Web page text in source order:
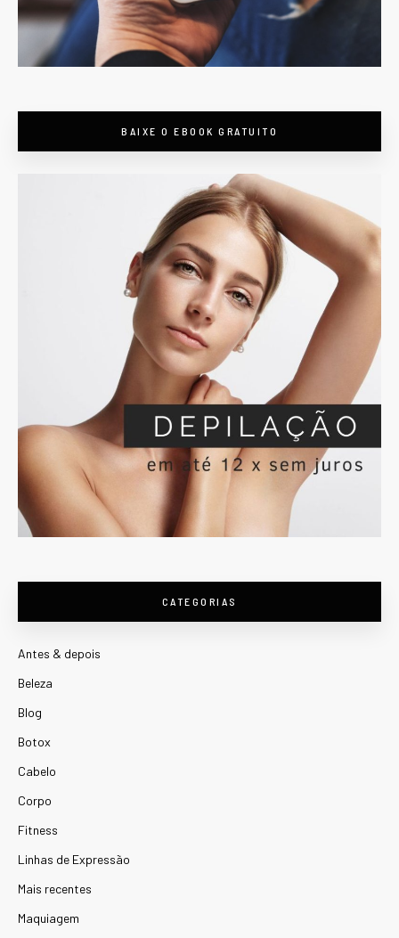
BAIXE O EBOOK GRATUITO
CATEGORIAS
Antes & depois
Beleza
Blog
Botox
Cabelo
Corpo
Fitness
Linhas de Expressão
Mais recentes
Maquiagem